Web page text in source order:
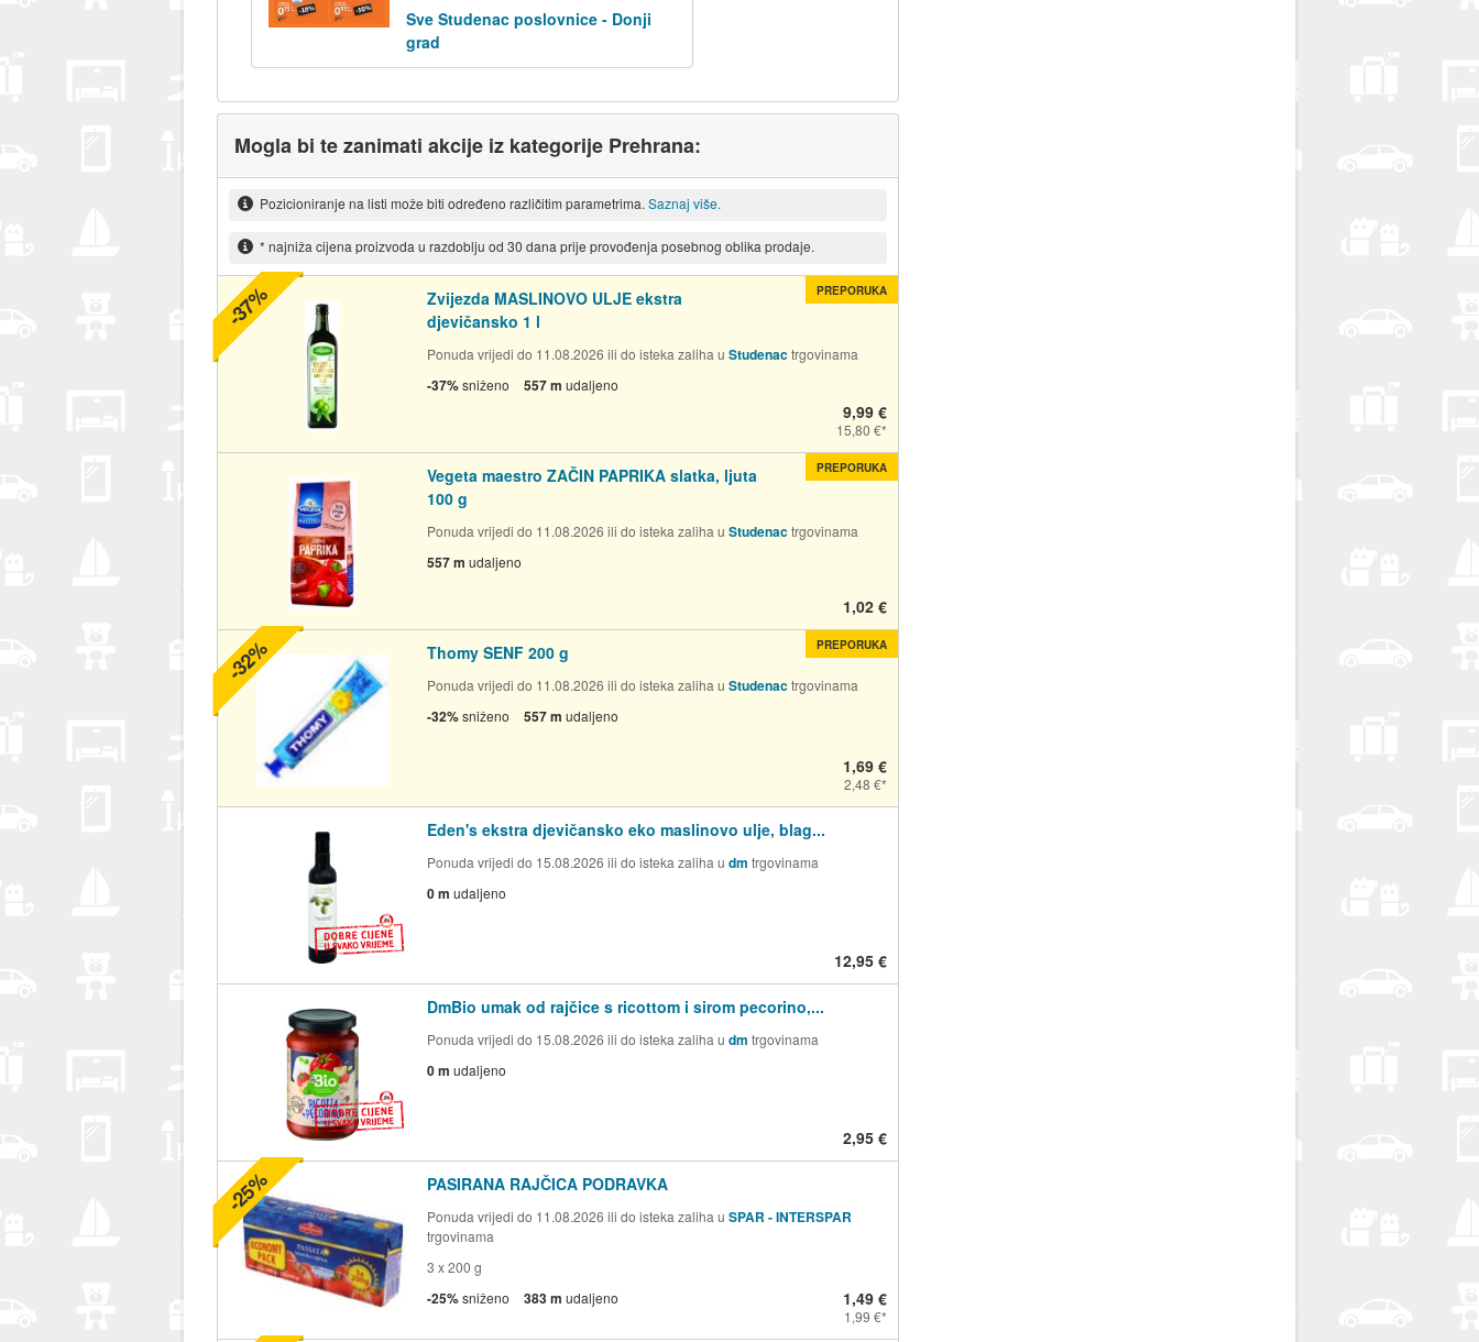
Sve Studenac poslovnice - Donji
grad
Mogla bi te zanimati akcije iz kategorije Prehrana:
Pozicioniranje na listi može biti određeno različitim parametrima. Saznaj više.
* najniža cijena proizvoda u razdoblju od 30 dana prije provođenja posebnog oblika prodaje.
Zvijezda MASLINOVO ULJE ekstra
djevičansko 1 l
Ponuda vrijedi do 11.08.2026 ili do isteka zaliha u Studenactrgovinama
-37%sniženo 557 m udaljeno
9,99 €
15,80 €
PREPORUKA
-37%
Vegeta maestro ZAČIN PAPRIKA slatka, ljuta
100 g
Ponuda vrijedi do 11.08.2026 ili do isteka zaliha u Studenactrgovinama
557 m udaljeno
1,02 €
PREPORUKA
Thomy SENF 200 g
Ponuda vrijedi do 11.08.2026 ili do isteka zaliha u Studenactrgovinama
-32%sniženo 557 m udaljeno
1,69 €
2,48 €
PREPORUKA
-32%
Eden's ekstra djevičansko eko maslinovo ulje, blag...
Ponuda vrijedi do 15.08.2026 ili do isteka zaliha u dm trgovinama
0 m udaljeno
12,95 €
DmBio umak od rajčice s ricottom i sirom pecorino,...
Ponuda vrijedi do 15.08.2026 ili do isteka zaliha u dm trgovinama
0 m udaljeno
2,95 €
PASIRANA RAJČICA PODRAVKA
Ponuda vrijedi do 11.08.2026 ili do isteka zaliha u SPAR - INTERSPAR
trgovinama
3 x 200 g
-25%sniženo 383 m udaljeno 1,49 €
1,99 €
-25%